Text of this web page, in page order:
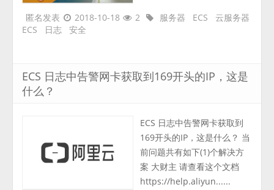
匿名发表
2018-10-18 2 服务器 ECS
云服务器
ECS
日志 安全
ECS 日志中告警网卡获取到169开头的IP，这是
什么？
ECS 日志中告警网卡获取到
169开头的IP，这是什么？ 当
前问题共有如下(1)个解决方
案 大财主 请查看这个文档
https://help.aliyun......